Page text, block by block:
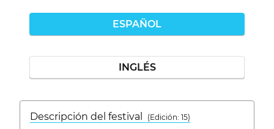
ESPAÑOL
INGLÉS
Descripción del festival
( Edición: 15)